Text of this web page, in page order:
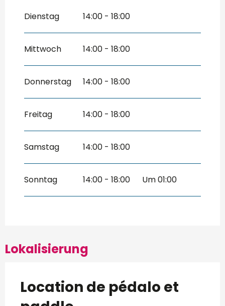
vom5 September 2026
Dienstag 14:00 - 18:00
Mittwoch 14:00 - 18:00
Donnerstag 14:00 - 18:00
Freitag 14:00 - 18:00
Samstag 14:00 - 18:00
Sonntag 14:00 - 18:00 Um 01:00
Lokalisierung
Location de pédalo et